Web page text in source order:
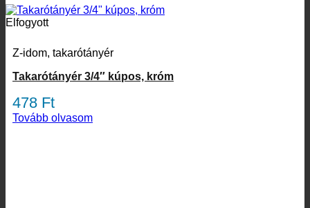
Elfogyott
Z-idom, takarótányér
Takarótányér 3/4″ kúpos, króm
478 Ft
Tovább olvasom